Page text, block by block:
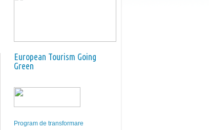
European Tourism Going
Green
Program de transformare